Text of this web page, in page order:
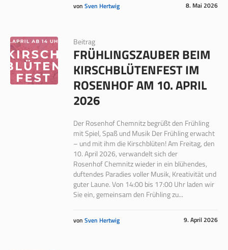
8. Mai 2026
von Sven Hertwig
Beitrag
FRÜHLINGSZAUBER BEIM
KIRSCHBLÜTENFEST IM
ROSENHOF AM 10. APRIL
2026
Der Rosenhof Chemnitz begrüßt den Frühling
mit Spiel, Spaß und Musik Der Frühling erwacht
– und mit ihm die Kirschblüten! Am Freitag, den
10. April 2026, verwandelt sich der
Rosenhof Chemnitz wieder in ein blühendes,
duftendes Paradies voller Musik, Kreativität und
guter Laune. Von 14:00 bis 17:00 Uhr laden wir
Sie ein, gemeinsam den Frühling zu...
9. April 2026
von Sven Hertwig